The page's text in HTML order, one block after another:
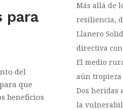
para
del
que
beneficios
Más allá de
resiliencia,
Llanero
directiva
El medio
aún
Dos heridas
la